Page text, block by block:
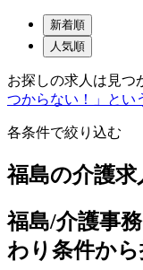
新着順
人気順
お探しの求人は見つ
つからない！」とい
各条件で絞り込む
福島の介護
福島/介護事
わり条件か